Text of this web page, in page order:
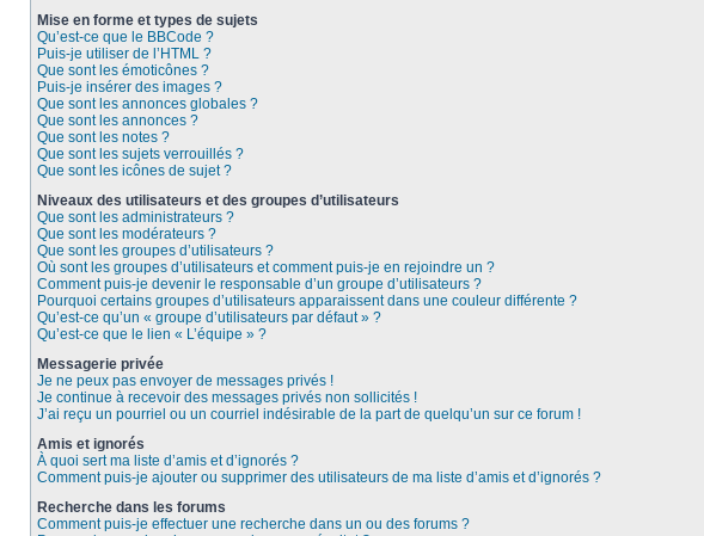
Mise en forme et types de sujets
Qu’est-ce que le BBCode ?
Puis-je utiliser de l’HTML ?
Que sont les émoticônes ?
Puis-je insérer des images ?
Que sont les annonces globales ?
Que sont les annonces ?
Que sont les notes ?
Que sont les sujets verrouillés ?
Que sont les icônes de sujet ?
Niveaux des utilisateurs et des groupes d’utilisateurs
Que sont les administrateurs ?
Que sont les modérateurs ?
Que sont les groupes d’utilisateurs ?
Où sont les groupes d’utilisateurs et comment puis-je en rejoindre un ?
Comment puis-je devenir le responsable d’un groupe d’utilisateurs ?
Pourquoi certains groupes d’utilisateurs apparaissent dans une couleur différente ?
Qu’est-ce qu’un « groupe d’utilisateurs par défaut » ?
Qu’est-ce que le lien « L’équipe » ?
Messagerie privée
Je ne peux pas envoyer de messages privés !
Je continue à recevoir des messages privés non sollicités !
J’ai reçu un pourriel ou un courriel indésirable de la part de quelqu’un sur ce forum !
Amis et ignorés
À quoi sert ma liste d’amis et d’ignorés ?
Comment puis-je ajouter ou supprimer des utilisateurs de ma liste d’amis et d’ignorés ?
Recherche dans les forums
Comment puis-je effectuer une recherche dans un ou des forums ?